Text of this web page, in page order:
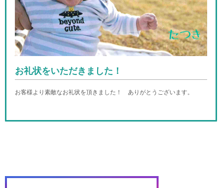
お礼状をいただきました！
お客様より素敵なお礼状を頂きました！ ありがとうございます。